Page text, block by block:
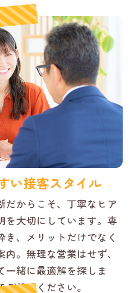
い接客スタイル
だからこそ、丁寧なヒア
を大切にしています。専
、メリットだけでなく
。無理な営業はせず、
一緒に最適解を探しま
相談ください。